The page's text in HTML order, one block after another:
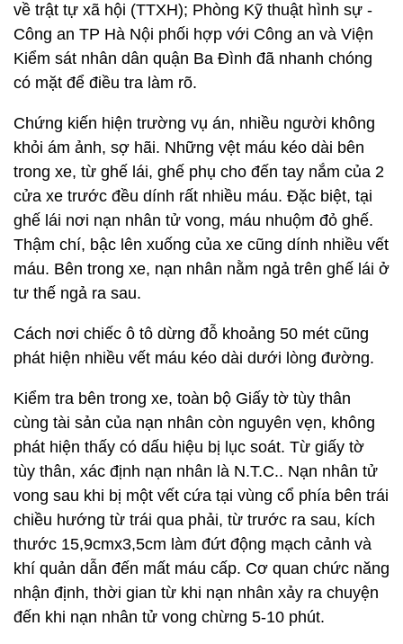
về trật tự xã hội (TTXH); Phòng Kỹ thuật hình sự -
Công an TP Hà Nội phối hợp với Công an và Viện
Kiểm sát nhân dân quận Ba Đình đã nhanh chóng
có mặt để điều tra làm rõ.
Chứng kiến hiện trường vụ án, nhiều người không
khỏi ám ảnh, sợ hãi. Những vệt máu kéo dài bên
trong xe, từ ghế lái, ghế phụ cho đến tay nắm của 2
cửa xe trước đều dính rất nhiều máu. Đặc biệt, tại
ghế lái nơi nạn nhân tử vong, máu nhuộm đỏ ghế.
Thậm chí, bậc lên xuống của xe cũng dính nhiều vết
máu. Bên trong xe, nạn nhân nằm ngả trên ghế lái ở
tư thế ngả ra sau.
Cách nơi chiếc ô tô dừng đỗ khoảng 50 mét cũng
phát hiện nhiều vết máu kéo dài dưới lòng đường.
Kiểm tra bên trong xe, toàn bộ Giấy tờ tùy thân
cùng tài sản của nạn nhân còn nguyên vẹn, không
phát hiện thấy có dấu hiệu bị lục soát. Từ giấy tờ
tùy thân, xác định nạn nhân là N.T.C.. Nạn nhân tử
vong sau khi bị một vết cứa tại vùng cổ phía bên trái
chiều hướng từ trái qua phải, từ trước ra sau, kích
thước 15,9cmx3,5cm làm đứt động mạch cảnh và
khí quản dẫn đến mất máu cấp. Cơ quan chức năng
nhận định, thời gian từ khi nạn nhân xảy ra chuyện
đến khi nạn nhân tử vong chừng 5-10 phút.